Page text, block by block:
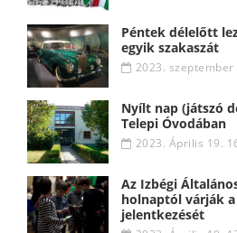
Péntek délelőtt
egyik szakaszát
2023. szeptember
Nyílt nap (játszó
Telepi Óvodában
2023. Április 19.
Az Izbégi
holnaptól várják
jelentkezését